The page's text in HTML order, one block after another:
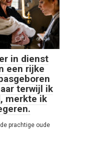
0 4
in dienst
een rijke
terwijl ik
merkte ik
prachtige oude